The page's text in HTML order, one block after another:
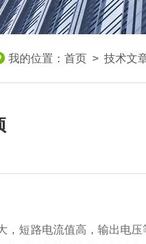
我的位置： 首页 > 技术文
短路电流值高，输出电